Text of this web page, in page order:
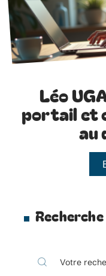
Léo
portail et
au
Recherche